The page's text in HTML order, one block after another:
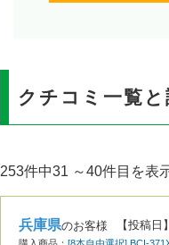
クチコミ一覧
253件中31 ～40件目を表
兵庫県のお客様 【投稿日】